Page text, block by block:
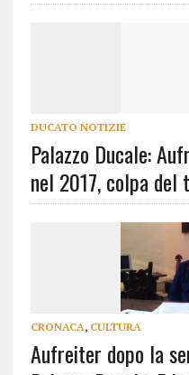
DUCATO NOTIZIE
Palazzo Ducale:
nel 2017, colpa del
CRONACA, CULTURA
Aufreiter dopo la